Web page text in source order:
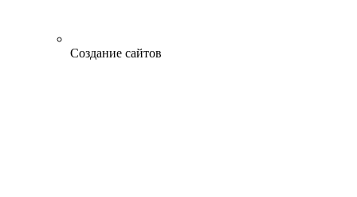
Создание сайтов